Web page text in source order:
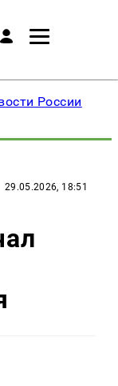
России
29.05.2026, 18:51